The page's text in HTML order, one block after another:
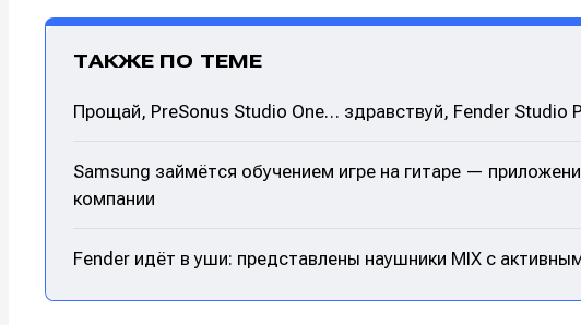
ТАКЖЕ ПО ТЕМЕ
Прощай, PreSonus Studio One… здравствуй, Fender Studio
Samsung займётся обучением игре на гитаре —
компании
Fender идёт в уши: представлены наушники MIX с